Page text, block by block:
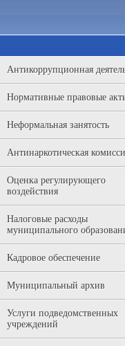
Антикоррупционная
Нормативные правовые
Неформальная занятость
Антинаркотическая
Оценка регулирующего
воздействия
Налоговые расходы
муниципального
Кадровое обеспечение
Муниципальный архив
Услуги подведомственных
учреждений